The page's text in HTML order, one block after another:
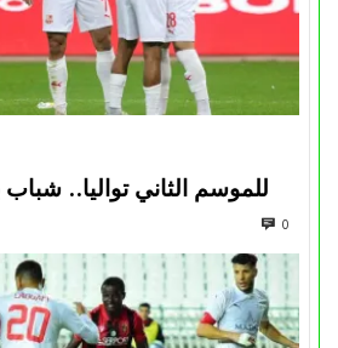
للموسم الثاني تواليا.. شباب
0